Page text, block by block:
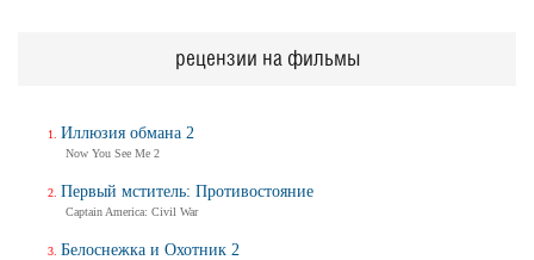
рецензии на фильмы
Иллюзия обмана 2
Now You See Me 2
Первый мститель: Противостояние
Captain America: Civil War
Белоснежка и Охотник 2